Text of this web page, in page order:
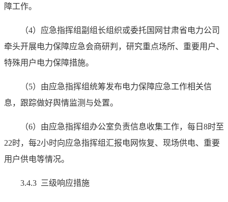
障工作。
（4）应急指挥组副组长组织或委托国网甘肃省电力公司
牵头开展电力保障应急会商研判，研究重点场所、重要用户、
特殊用户电力保障措施。
（5）由应急指挥组统筹发布电力保障应急工作相关信
息，跟踪做好舆情监测与处置。
（6）由应急指挥组办公室负责信息收集工作，每日8时至
22时，每2小时向应急指挥组汇报电网恢复、现场供电、重要
用户供电等情况。
3.4.3 三级响应措施